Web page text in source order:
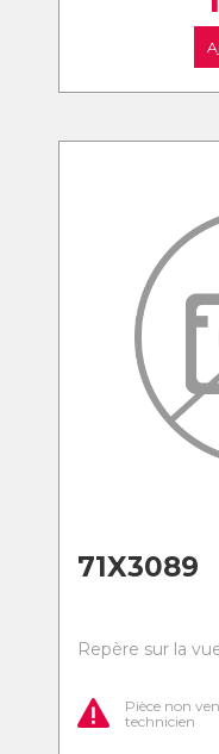
71X3089
Repère sur la
Pièce non
technicien